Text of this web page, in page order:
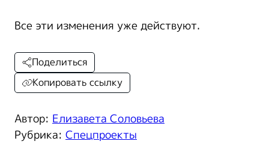
Все эти изменения уже действуют.
Автор: Елизавета Соловьева
Рубрика: Спецпроекты
Поделиться
Копировать ссылку